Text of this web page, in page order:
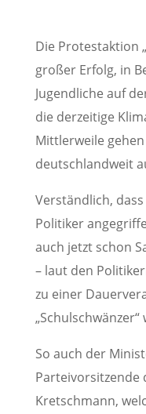
Die Protestaktion
großer Erfolg, in
Jugendliche auf
die derzeitige
Mittlerweile
deutschlandweit
Verständlich,
Politiker
auch jetzt schon
– laut den
zu einer
„Schulschwänzer“
So auch der
Parteivorsitzende
Kretschmann,